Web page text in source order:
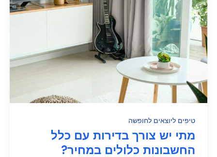
טיפים ליוצאים לחופשה
מתי יש צורך בדירות עם כלל
החשבונות כלולים במחיר?